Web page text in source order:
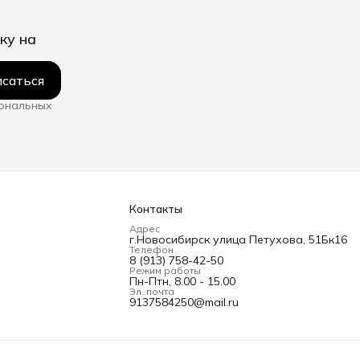
на
Контакты
Адрес
г.Новосибирск улица Петухова, 51Бк16
Телефон
8 (913) 758-42-50
Режим работы
Пн-Птн, 8.00 - 15.00
Эл. почта
9137584250@mail.ru